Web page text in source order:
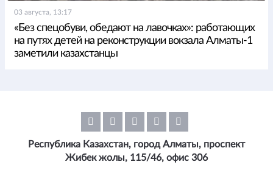
03 августа, 13:17
«Без спецобуви, обедают на лавочках»: работающих
на путях детей на реконструкции вокзала Алматы-1
заметили казахстанцы
Республика Казахстан, город Алматы, проспект
Жибек жолы, 115/46, офис 306